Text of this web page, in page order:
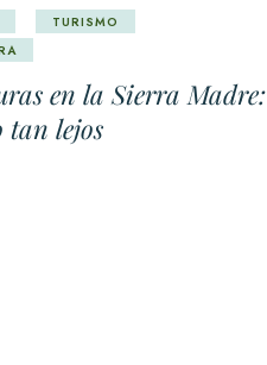
TURISMO
en la Sierra Madre:
tan lejos